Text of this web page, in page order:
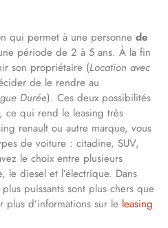
qui permet à une personne de
période de 2 à 5 ans. À la fin
son propriétaire (Location avec
de le rendre au
Durée). Ces deux possibilités
ce qui rend le leasing très
renault ou autre marque, vous
de voiture : citadine, SUV,
le choix entre plusieurs
le diesel et l’électrique. Dans
puissants sont plus chers que
plus d’informations sur le leasing